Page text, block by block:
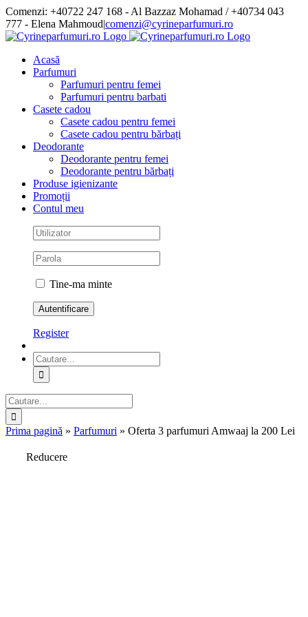
Skip
to
content
Comenzi: +40722 247 168 - Al Bazzaz Mohamad / +40734 043
777 - Elena Mahmoud|comenzi@cyrineparfumuri.ro
Facebook
Acasă
Parfumuri
Parfumuri pentru femei
Parfumuri pentru barbati
Casete cadou
Casete cadou pentru femei
Casete cadou pentru bărbați
Deodorante
Deodorante pentru femei
Deodorante pentru bărbați
Produse igienizante
Promoții
Contul meu
Tine-ma minte
Register
Cautare...
Cautare...
Prima pagină » Parfumuri » Oferta 3 parfumuri Amwaaj la 200 Lei
Reducere